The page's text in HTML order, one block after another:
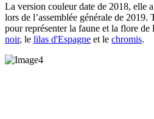
La version couleur date de 2018, elle
lors de l’assemblée générale de 2019.
pour représenter la faune et la flore de
noir, le lilas d'Espagne et le chromis.